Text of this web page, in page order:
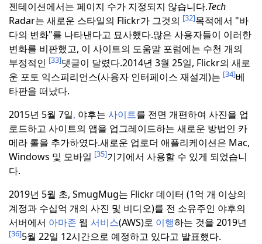
젠테이션에서는 페이지 수가 지정되지 않습니다.Tech
Radar는 새로운 스타일의 Flickr가 그것의 [32]목적에서 "바
다의 변화"를 나타낸다고 묘사했다.많은 사용자들이 이러한
변화를 비판했고, 이 사이트의 도움말 포럼에는 수천 개의
부정적인 [33]댓글이 달렸다.2014년 3월 25일, Flickr의 새로
운 포토 익스피리언스(사용자 인터페이스 재설계)는 [34]베
타판을 떠났다.
2015년 5월 7일, 야후는 사이트를 전면 개편하여 사진을 업
로드하고 사이트의 앱을 업그레이드하는 새로운 방법인 카
메라 롤을 추가하였다.새로운 업로더 애플리케이션은 Mac,
Windows 및 모바일 [35]기기에서 사용할 수 있게 되었습니
다.
2019년 5월 초, SmugMug는 Flickr 데이터 (1억 개 이상의
계정과 수십억 개의 사진 및 비디오)를 전 소유주인 야후의
서버에서 아마존 웹 서비스(AWS)로 이행하는 것을 2019년
[36]5월 22일 12시간으로 예정하고 있다고 발표했다.